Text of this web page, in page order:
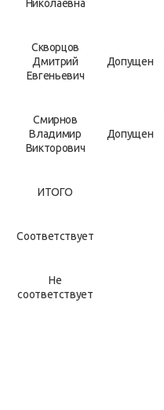
Николаевна
Скворцов
Дмитрий
Евгеньевич
Допущен
Смирнов
Владимир
Викторович
Допущен
ИТОГО
Соответствует
Не
соответствует